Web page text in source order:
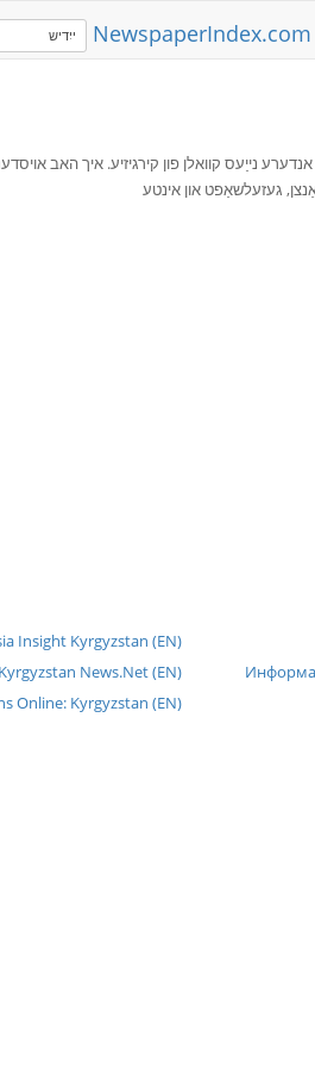
NewspaperIndex.com ייִדיש
נייַעס קוואלן פון קירגיזיע. איך האב
געזעלשאַפט און אינטע
Insight Kyrgyzstan (EN)
Kyrgyzstan News.Net (EN)
Online: Kyrgyzstan (EN)